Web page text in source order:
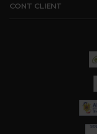
CONT CLIENT